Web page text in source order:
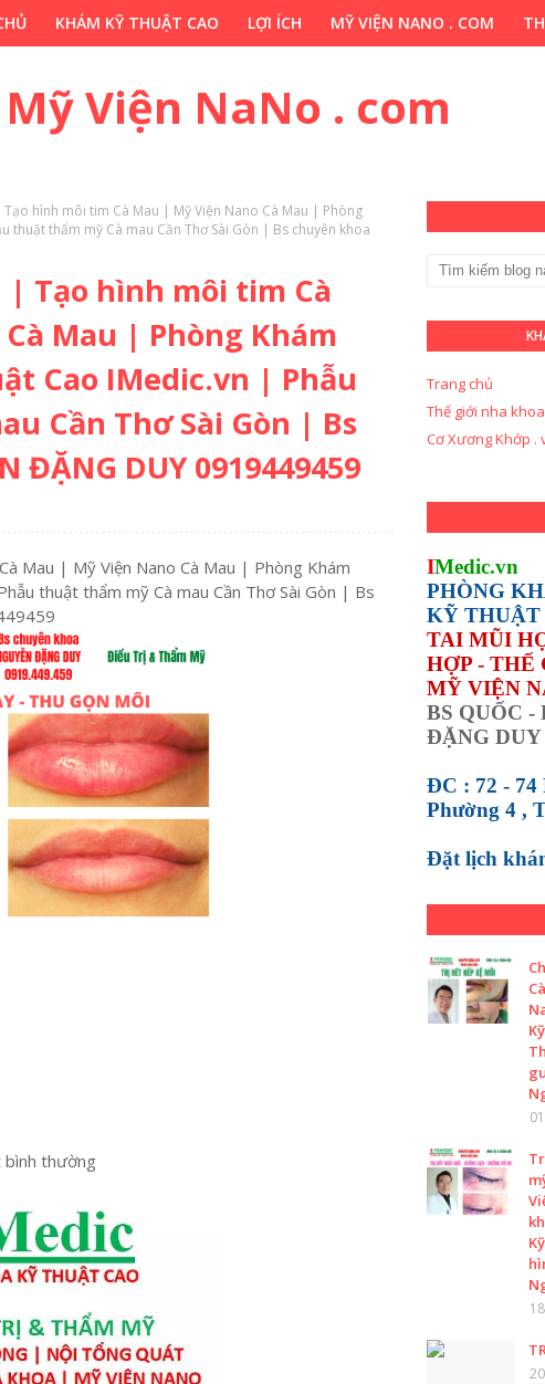
KHÁM KỸ THUẬT CAO LỢI ÍCH MỸ VIỆN NANO . COM
Mỹ Viện NaNo . com
hình môi tim Cà Mau | Mỹ Viện Nano Cà Mau | Phòng
thuật thẩm mỹ Cà mau Cần Thơ Sài Gòn | Bs chuyên khoa
| Tạo hình môi tim Cà
Mau | Phòng Khám
Cao IMedic.vn | Phẫu
Cần Thơ Sài Gòn | Bs
ĐẶNG DUY 0919449459
Mau | Mỹ Viện Nano Cà Mau | Phòng Khám
thuật thẩm mỹ Cà mau Cần Thơ Sài Gòn | Bs
bình thường
Trang chủ
Thế giới nha
Cơ Xương Khớp .
IMedic.vn
PHÒNG
KỸ THUẬT
TAI MŨI
HỢP - THẾ
MỸ VIỆN
BS QUỐC -
ĐẶNG DUY
ĐC : 72 - 74
Phường 4 ,
Đặt lịch